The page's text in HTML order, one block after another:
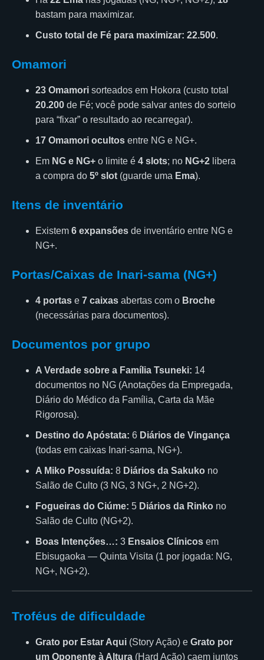
bastam para maximizar.
Custo total de Fé para maximizar: 22.500.
Omamori
23 Omamori sorteados em Hokora (custo total
20.200 de Fé; você pode salvar antes do sorteio
para “fixar” o resultado ao recarregar).
17 Omamori ocultos entre NG e NG+.
Em NG e NG+ o limite é 4 slots; no NG+2 libera
a compra do 5º slot (guarde uma Ema).
Itens de inventário
Existem 6 expansões de inventário entre NG e
NG+.
Portas/Caixas de Inari-sama (NG+)
4 portas e 7 caixas abertas com o Broche
(necessárias para documentos).
Documentos por grupo
A Verdade sobre a Família Tsuneki: 14
documentos no NG (Anotações da Empregada,
Diário do Médico da Família, Carta da Mãe
Rigorosa).
Destino do Apóstata: 6 Diários de Vingança
(todas em caixas Inari-sama, NG+).
A Miko Possuída: 8 Diários da Sakuko no
Salão de Culto (3 NG, 3 NG+, 2 NG+2).
Fogueiras do Ciúme: 5 Diários da Rinko no
Salão de Culto (NG+2).
Boas Intenções…: 3 Ensaios Clínicos em
Ebisugaoka — Quinta Visita (1 por jogada: NG,
NG+, NG+2).
Troféus de dificuldade
Grato por Estar Aqui (Story Ação) e Grato por
um Oponente à Altura (Hard Ação) caem juntos